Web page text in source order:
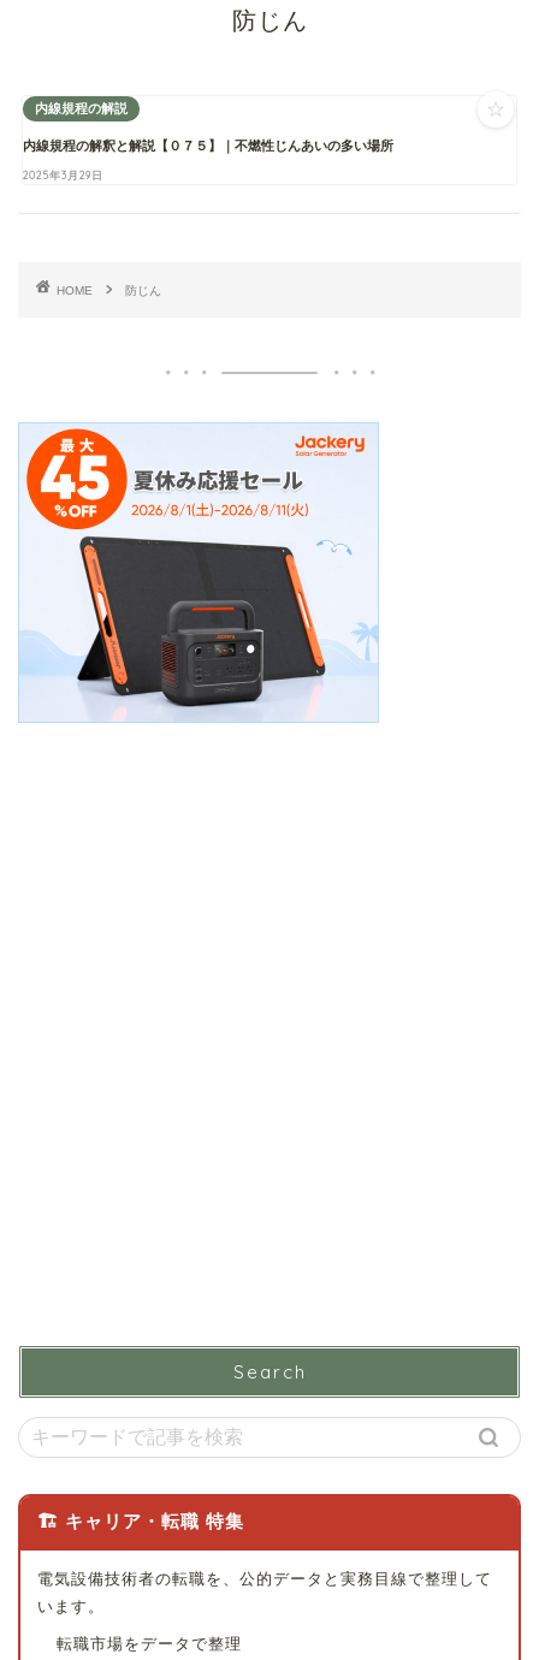
防じん
内線規程の解説
内線規程の解釈と解説【０７５】｜不燃性じんあいの多い場所
2025年3月29日
☆
HOME 防じん
Search
🏗 キャリア・転職 特集
電気設備技術者の転職を、公的データと実務目線で整理して
います。
転職市場をデータで整理